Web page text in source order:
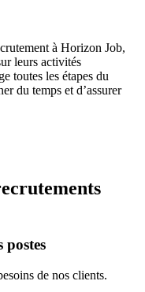
à Horizon Job,
leurs activités
toutes les étapes du
du temps et d’assurer
postes
de nos clients.